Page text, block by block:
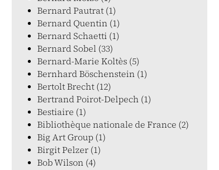
Bernard Pautrat (1)
Bernard Quentin (1)
Bernard Schaetti (1)
Bernard Sobel (33)
Bernard-Marie Koltès (5)
Bernhard Böschenstein (1)
Bertolt Brecht (12)
Bertrand Poirot-Delpech (1)
Bestiaire (1)
Bibliothèque nationale de France (2)
Big Art Group (1)
Birgit Pelzer (1)
Bob Wilson (4)